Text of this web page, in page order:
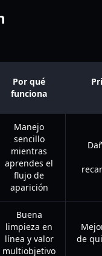
Por qué
funciona
Manejo
sencillo
mientras
aprendes el
flujo de
aparición
Buena
limpieza en
línea y valor
multiobjetivo
de